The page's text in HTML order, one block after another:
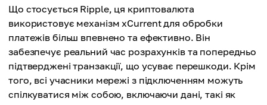
Що стосується Ripple, ця криптовалюта
використовує механізм xCurrent для обробки
платежів більш впевнено та ефективно. Він
забезпечує реальний час розрахунків та попередньо
підтверджені транзакції, що усуває перешкоди. Крім
того, всі учасники мережі з підключенням можуть
спілкуватися між собою, включаючи дані, такі як